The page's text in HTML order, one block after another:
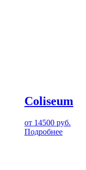
Coliseum
от 14500 руб.
Подробнее